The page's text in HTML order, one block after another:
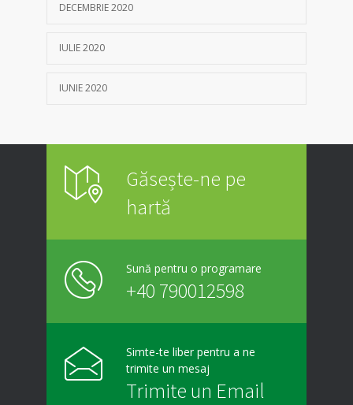
DECEMBRIE 2020
IULIE 2020
IUNIE 2020
Găsește-ne pe
hartă
Sună pentru o programare
+40 790012598
Simte-te liber pentru a ne
trimite un mesaj
Trimite un Email